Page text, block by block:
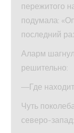
пережитого
подумала:
последний
Аларм
решительно:
—Где
Чуть
северо-запад: